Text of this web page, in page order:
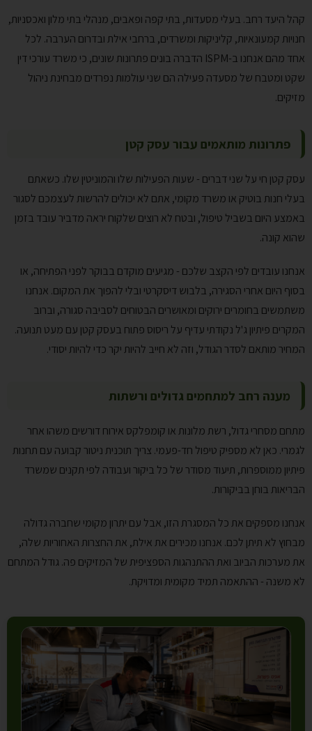
קהל היעד רחב. בעלי מסעדות, בתי קפה ופאבים, מנהלי בתי מלון ואכסניות,
חנויות קמעונאיות, קליניקות ומשרדים, ברחבי אילת ובדרום הערבה. לכל
אחד מהם אנחנו ב-ISPM הדברה בונים פתרונות שונים, כי משרד עורכי דין
שקט ומטבח של מסעדה פעילה הם שני עולמות נפרדים מבחינת ניהול
מזיקים.
פתרונות מותאמים עבור עסק קטן
עסק קטן חי על שני דברים - שעות הפעילות שלו והמוניטין שלו. כשאתם
בעלי חנות בוטיק או משרד מקומי, אתם לא יכולים להרשות לעצמכם לסגור
באמצע היום בשביל טיפול, ובטח לא רוצים שלקוח יראה מדביר עובד בזמן
שהוא קונה.
אנחנו עובדים לפי הקצב שלכם - מגיעים מוקדם בבוקר לפני הפתיחה, או
בסוף היום אחרי הסגירה, בלבוש דיסקרטי ובלי להפוך את המקום. אנחנו
משתמשים בחומרים ירוקים ומאושרים הבטוחים לסביבה סגורה, וברוב
המקרים פיתיון ג'ל נקודתי עדיף על ריסוס פתוח בעסק קטן עם מעט תנועה.
המחיר מותאם לסדר הגודל, וזה לא חייב להיות יקר כדי להיות יסודי.
מענה רחב למתחמים גדולים ורשתות
מתחם מסחרי גדול, רשת מלונות או קומפלקס אירוח דורשים משהו אחר
לגמרי. כאן לא מספיק טיפול חד-פעמי. צריך תוכנית ניטור קבועה עם תחנות
פיתיון ממוספרות, תיעוד מסודר של כל ביקור ועבודה לפי תקנים שמשרד
הבריאות בוחן בביקורות.
אנחנו מספקים את כל המסגרת הזו, אבל עם יתרון מקומי שחברה גדולה
מבחוץ לא תיתן לכם. אנחנו מכירים את אילת, את החצרות האחוריות שלה,
את מערכות הביוב ואת ההתנהגות הספציפית של המזיקים פה. גודל המתחם
לא משנה - ההתאמה תמיד מקומית ומדויקת.